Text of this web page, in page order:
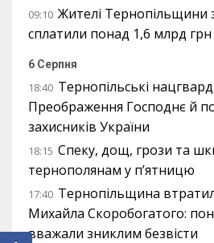
09:10 Жителі Тернопільщини
сплатили понад 1,6 млрд грн
6 Серпня
18:40 Тернопільські
Преображення Господнє й
захисників України
18:15 Спеку, дощ, грози та
тернополянам у п’ятницю
17:40 Тернопільщина
Михайла Скоробогатого:
вважали зниклим безвісти